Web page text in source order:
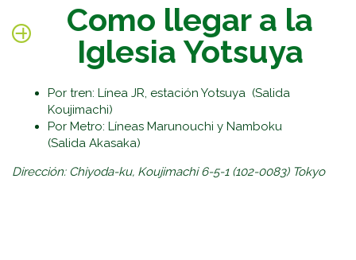
Como llegar a la
Iglesia Yotsuya
Por tren: Línea JR, estación Yotsuya (Salida
Koujimachi)
Por Metro: Líneas Marunouchi y Namboku
(Salida Akasaka)
Dirección: Chiyoda-ku, Koujimachi 6-5-1 (102-0083) Tokyo